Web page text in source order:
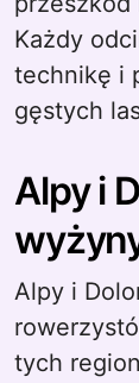
Każdy
technikę i
gęstych
Alpy i
Alpy i
tych